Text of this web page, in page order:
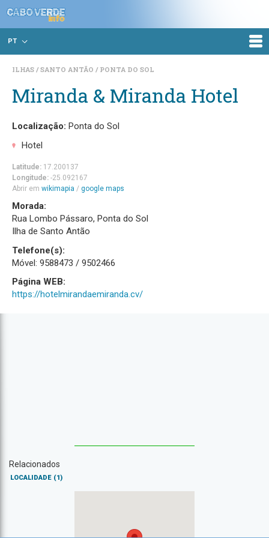
PT
ILHAS SANTO ANTÃO PONTA DO SOL
Miranda & Miranda Hotel
Localização: Ponta do Sol
Hotel
Latitude: 17.200137
Longitude: -25.092167
Abrir em wikimapia / google maps
Morada:
Rua Lombo Pássaro, Ponta do Sol
Ilha de Santo Antão
Telefone(s):
Móvel: 9588473 / 9502466
Página WEB:
https://hotelmirandaemiranda.cv/
Relacionados
LOCALIDADE (1)